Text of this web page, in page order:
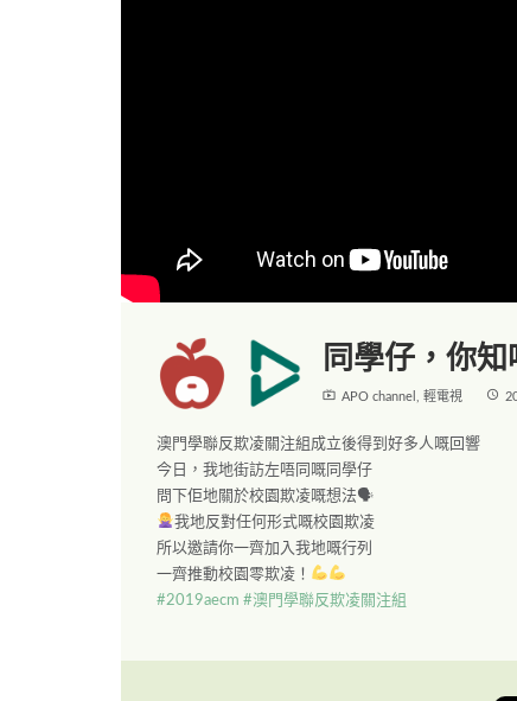
同學仔，你
live_tv APO channel 輕電視 access_time
澳門學聯反欺凌關注組成立後得到好多人嘅回響
今日，我地街訪左唔同嘅同學仔
問下佢地關於校園欺凌嘅想法🗣
我地反對任何形式嘅校園欺凌
所以邀請你一齊加入我地嘅行列
一齊推動校園零欺凌！
#2019aecm #澳門學聯反欺凌關注組